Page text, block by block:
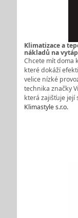
Klimatizace a
nákladů na
Chcete mít doma
které dokáží
velice nízké
technika značky
která zajišťuje její
Klimastyle s.r.o.